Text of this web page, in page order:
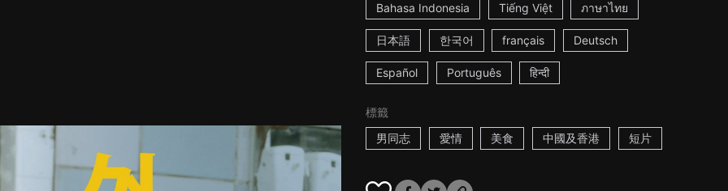
Bahasa Indonesia Tiếng Việt ภาษาไทย
日本語 한국어 français Deutsch
Español Português हिन्दी
標籤
男同志
愛情 美食 中國及香港 短片